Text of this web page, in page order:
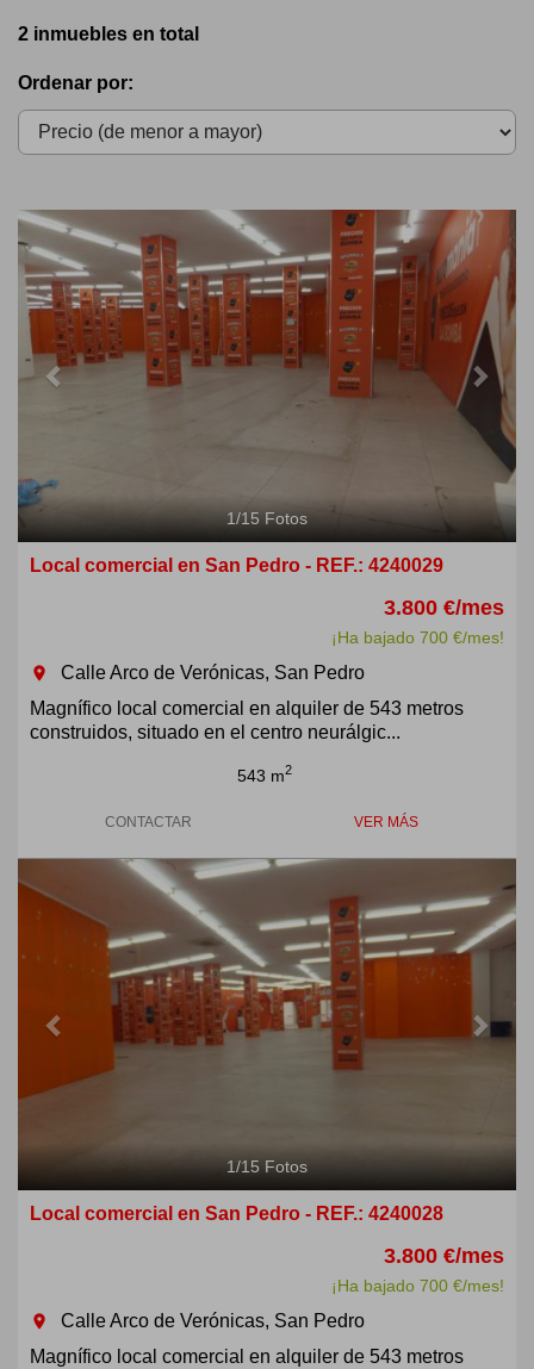
2 inmuebles en total
Ordenar por:
Previous Next
1/15 Fotos
Local comercial en San Pedro - REF.: 4240029
3.800 €/mes
¡Ha bajado 700 €/mes!
room
Calle Arco de Verónicas, San Pedro
Magnífico local comercial en alquiler de 543 metros
construidos, situado en el centro neurálgic...
543 m2
CONTACTAR VER MÁS
Previous
1/15 Fotos
Local comercial en San Pedro - REF.: 4240028
3.800 €/mes
¡Ha bajado 700 €/mes!
room
Calle Arco de Verónicas, San Pedro
Magnífico local comercial en alquiler de 543 metros